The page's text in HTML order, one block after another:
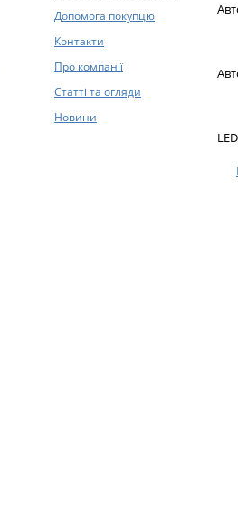
Допомога покупцю
Контакти
Про компанії
Статті та огляди
Новини